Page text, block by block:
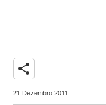
share
21 Dezembro 2011